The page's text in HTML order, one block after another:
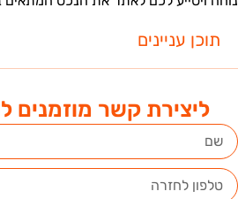
ליצירת קשר מוזמנים
תוכן עניינים